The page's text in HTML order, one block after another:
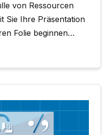
von Ressourcen
Sie Ihre Präsentation
Folie beginnen